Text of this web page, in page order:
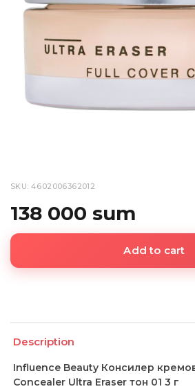
SKU: 4602006362012
138 000 sum
Add to cart
Description
Influence Beauty Консилер
Concealer Ultra Eraser тон 01 3 г